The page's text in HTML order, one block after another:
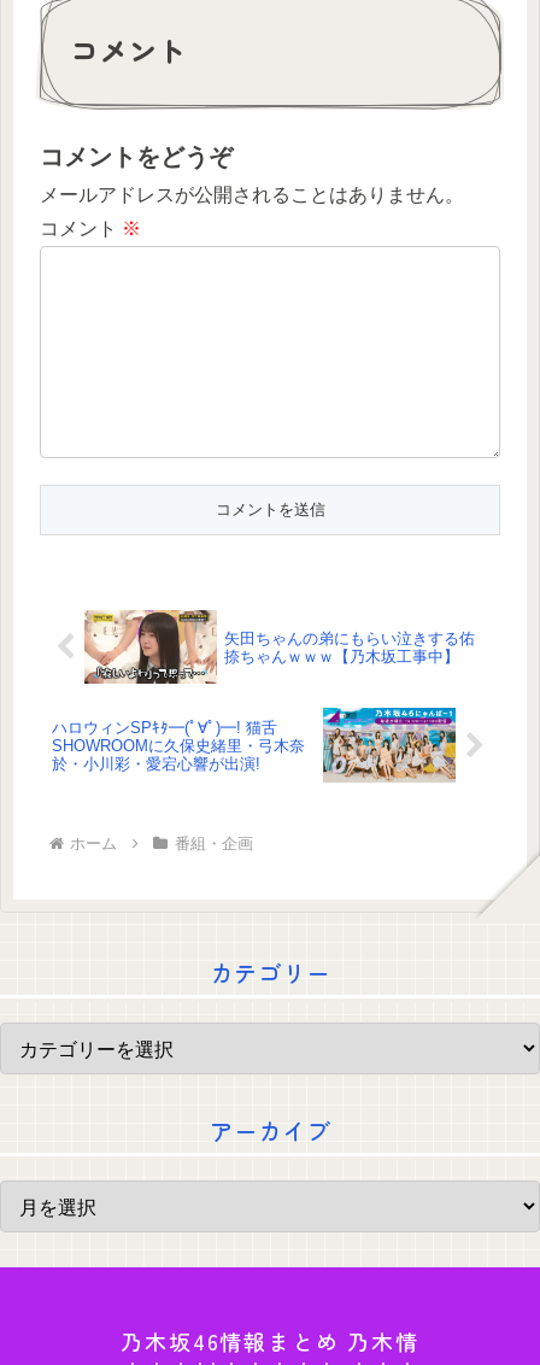
コメント
コメントをどうぞ
メールアドレスが公開されることはありません。
コメント ※
矢田ちゃんの弟にもらい泣きする佑
捺ちゃんｗｗｗ【乃木坂工事中】
ハロウィンSPｷﾀ━(ﾟ∀ﾟ)━! 猫舌
SHOWROOMに久保史緒里・弓木奈
於・小川彩・愛宕心響が出演!
ホーム 番組・企画
カテゴリー
アーカイブ
乃木坂46情報まとめ 乃木情